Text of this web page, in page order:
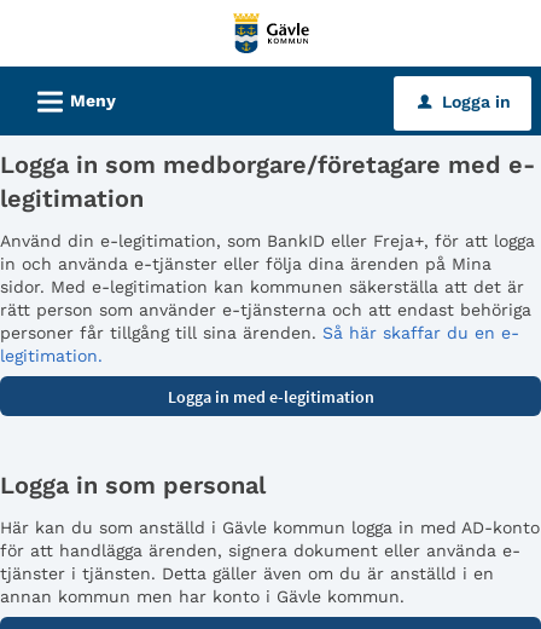
tjänster
Gävle
kommun
L Meny u Logga in
Logga in som medborgare/företagare med e-
legitimation
Använd din e-legitimation, som BankID eller Freja+, för att logga
in och använda e-tjänster eller följa dina ärenden på Mina
sidor. Med e-legitimation kan kommunen säkerställa att det är
rätt person som använder e-tjänsterna och att endast behöriga
personer får tillgång till sina ärenden. Så här skaffar du en e-
legitimation.
Logga in som personal
Här kan du som anställd i Gävle kommun logga in med AD-konto
för att handlägga ärenden, signera dokument eller använda e-
tjänster i tjänsten. Detta gäller även om du är anställd i en
annan kommun men har konto i Gävle kommun.